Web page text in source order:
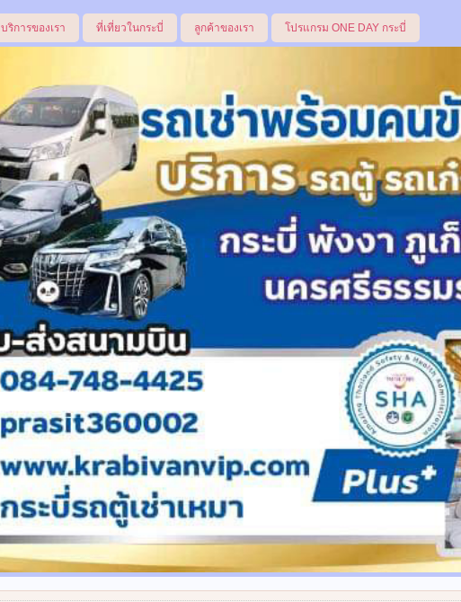
บริการของเรา ที่เที่ยวในกระบี่ ลูกค้าของเรา โปรแกรม ONE DAY กระบี่